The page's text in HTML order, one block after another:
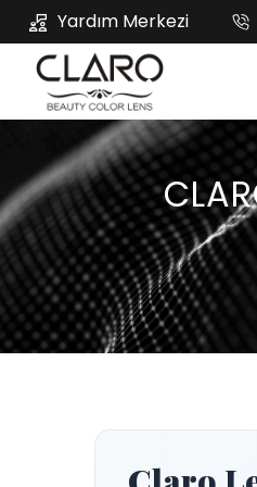
Yardım Merkezi